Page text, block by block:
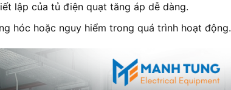
lập của tủ điện quạt tăng áp dễ dàng.
hóc hoặc nguy hiểm trong quá trình hoạt động.